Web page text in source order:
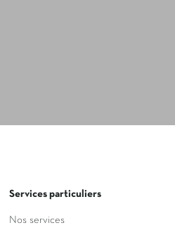
Services particuliers
Nos services